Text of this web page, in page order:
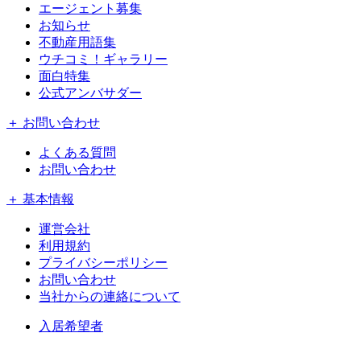
エージェント募集
お知らせ
不動産用語集
ウチコミ！ギャラリー
面白特集
公式アンバサダー
＋ お問い合わせ
よくある質問
お問い合わせ
＋ 基本情報
運営会社
利用規約
プライバシーポリシー
お問い合わせ
当社からの連絡について
入居希望者